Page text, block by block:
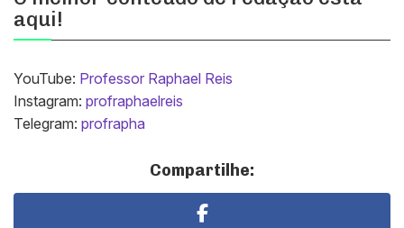
aqui!
YouTube: Professor Raphael Reis
Instagram: profraphaelreis
Telegram: profrapha
Compartilhe: